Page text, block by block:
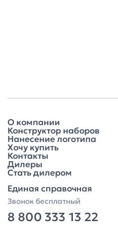
О компании
Конструктор наборов
Нанесение логотипа
Хочу купить
Контакты
Дилеры
Стать дилером
Единая справочная
Звонок бесплатный
8 800 333 13 22